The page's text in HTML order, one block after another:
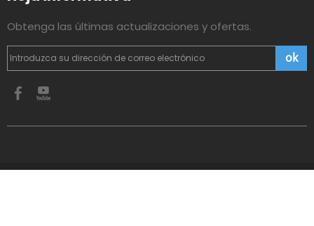
Obtenga las últimas actualizaciones y ofertas.
ok